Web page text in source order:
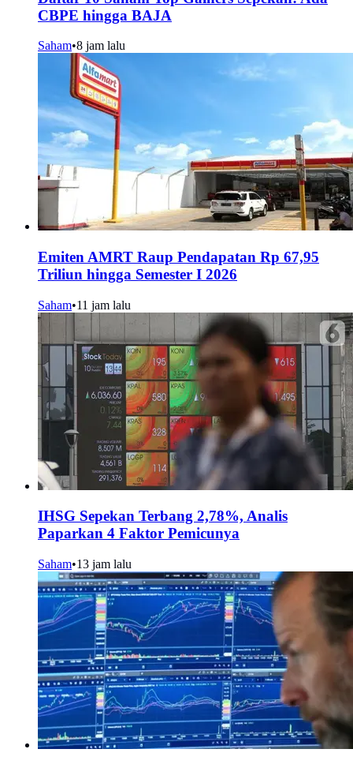
CBPE hingga BAJA
Saham•8 jam lalu
Emiten AMRT Raup Pendapatan Rp 67,95
Triliun hingga Semester I 2026
Saham•11 jam lalu
IHSG Sepekan Terbang 2,78%, Analis
Paparkan 4 Faktor Pemicunya
Saham•13 jam lalu